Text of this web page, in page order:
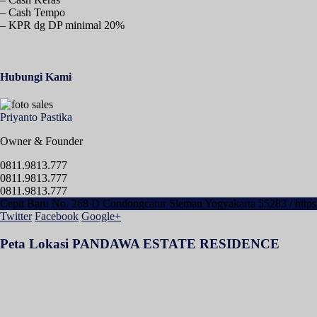
– Cash Tempo
– KPR dg DP minimal 20%
Hubungi Kami
Priyanto Pastika
Owner & Founder
0811.9813.777
0811.9813.777
0811.9813.777
Cepit Baru No. 268 D Condongcatur Sleman Yogyakarta 55283 /
Twitter Facebook Google+
Peta Lokasi PANDAWA ESTATE RESIDENCE